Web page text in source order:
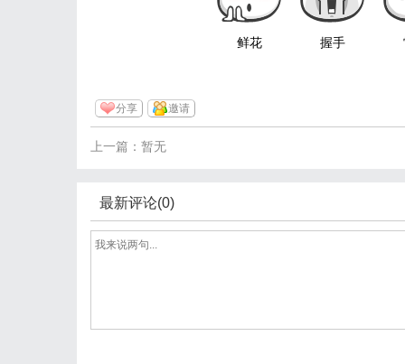
鲜花 握手
分享 邀请
上一篇：暂无
最新评论(0)